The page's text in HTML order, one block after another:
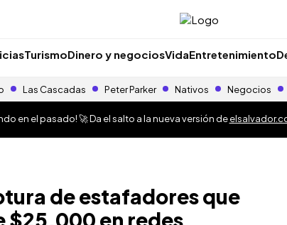
TurismoDinero y negociosVidaEntretenimiento
Las Cascadas Peter Parker Nativos Negocios
en el pasado! 🚀 Da el salto a la nueva versión de
de estafadores que
$25,000 en redes